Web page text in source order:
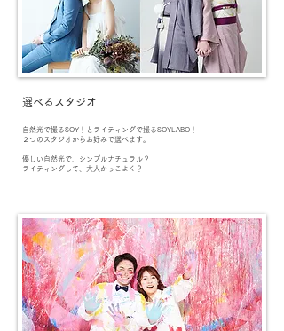
選べるスタジオ
自然光で撮るSOY！とライティングで撮るSOYLABO！
２つのスタジオからお好みで選べます。
優しい自然光で、シンプルナチュラル？
ライティングして、大人かっこよく？